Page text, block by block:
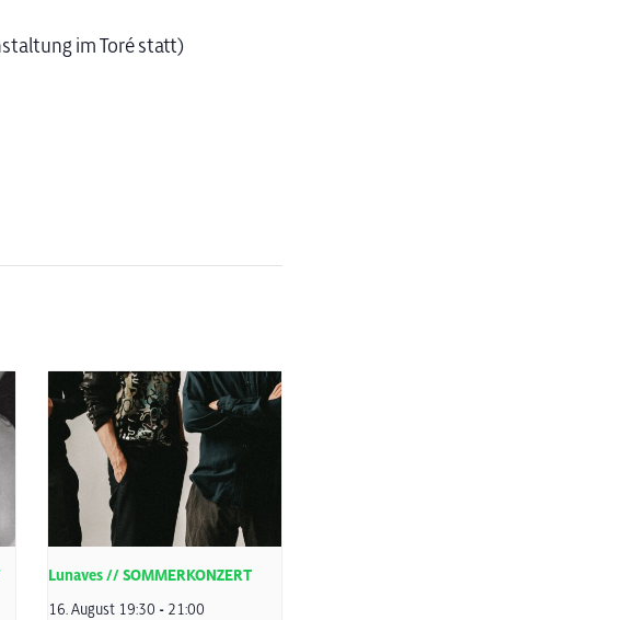
im Toré statt)
Lunaves // SOMMERKONZERT
16. August 19:30 - 21:00